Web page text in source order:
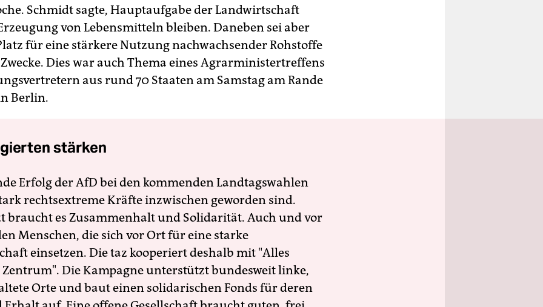
Schmidt sagte, Hauptaufgabe der Landwirtschaft
von Lebensmitteln bleiben. Daneben sei aber
für eine stärkere Nutzung nachwachsender Rohstoffe
Dies war auch Thema eines Agrarministertreffens
aus rund 70 Staaten am Samstag am Rande
Berlin.
stärken
Erfolg der AfD bei den kommenden Landtagswahlen
rechtsextreme Kräfte inzwischen geworden sind.
braucht es Zusammenhalt und Solidarität. Auch und vor
Menschen, die sich vor Ort für eine starke
einsetzen. Die taz kooperiert deshalb mit "Alles
Die Kampagne unterstützt bundesweit linke,
Orte und baut einen solidarischen Fonds für deren